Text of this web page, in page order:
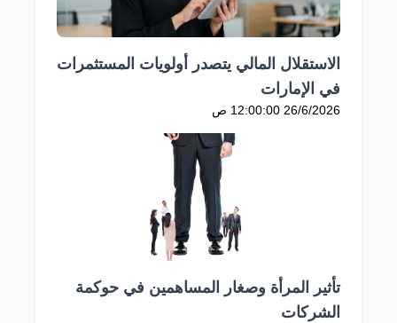
الاستقلال المالي يتصدر أولويات المستثمرات
في الإمارات
26/6/2026 12:00:00 ص
تأثير المرأة وصغار المساهمين في حوكمة
الشركات